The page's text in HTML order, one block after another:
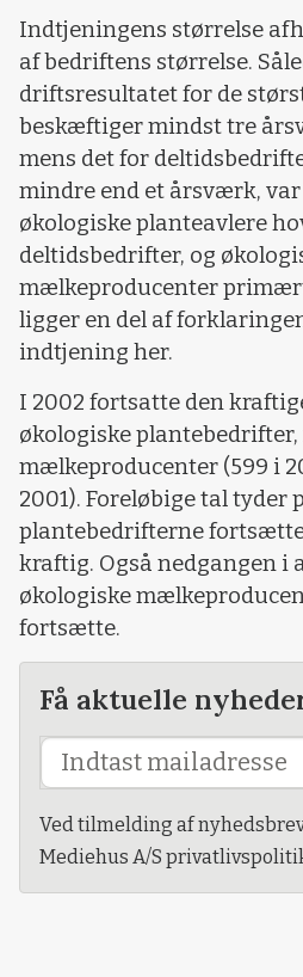
Indtjeningens størrelse
af bedriftens størrelse.
driftsresultatet for de
beskæftiger mindst tre
mens det for
mindre end et årsværk, var
økologiske planteavlere
deltidsbedrifter, og
mælkeproducenter
ligger en del af
indtjening her.
I 2002 fortsatte den
økologiske
mælkeproducenter (599 i
2001). Foreløbige tal tyder
plantebedrifterne
kraftig. Også nedgangen i
økologiske
fortsætte.
Få aktuelle
Ved tilmelding af
Mediehus A/S